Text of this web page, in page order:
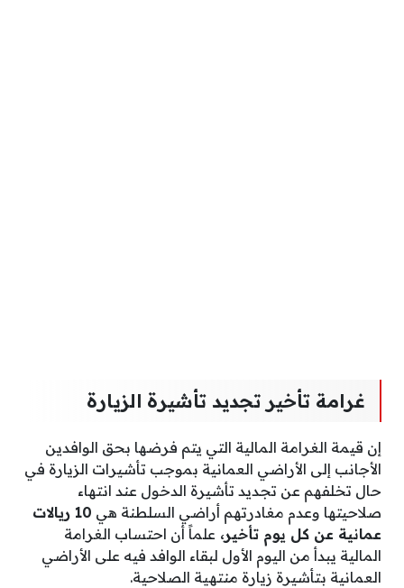
غرامة تأخير تجديد تأشيرة الزيارة
إن قيمة الغرامة المالية التي يتم فرضها بحق الوافدين
الأجانب إلى الأراضي العمانية بموجب تأشيرات الزيارة في
حال تخلفهم عن تجديد تأشيرة الدخول عند انتهاء
صلاحيتها وعدم مغادرتهم أراضي السلطنة هي
10 ريالات
عمانية عن كل يوم تأخير، علماً أن احتساب الغرامة
المالية يبدأ من اليوم الأول لبقاء الوافد فيه على الأراضي
العمانية بتأشيرة زيارة منتهية الصلاحية.